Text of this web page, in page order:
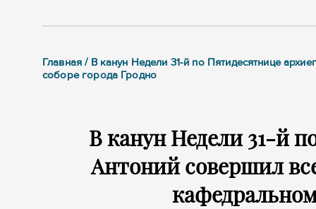
Главная / В канун Недели 31-й по Пятидесятнице
соборе города Гродно
В канун Недели 31-й
Антоний совершил